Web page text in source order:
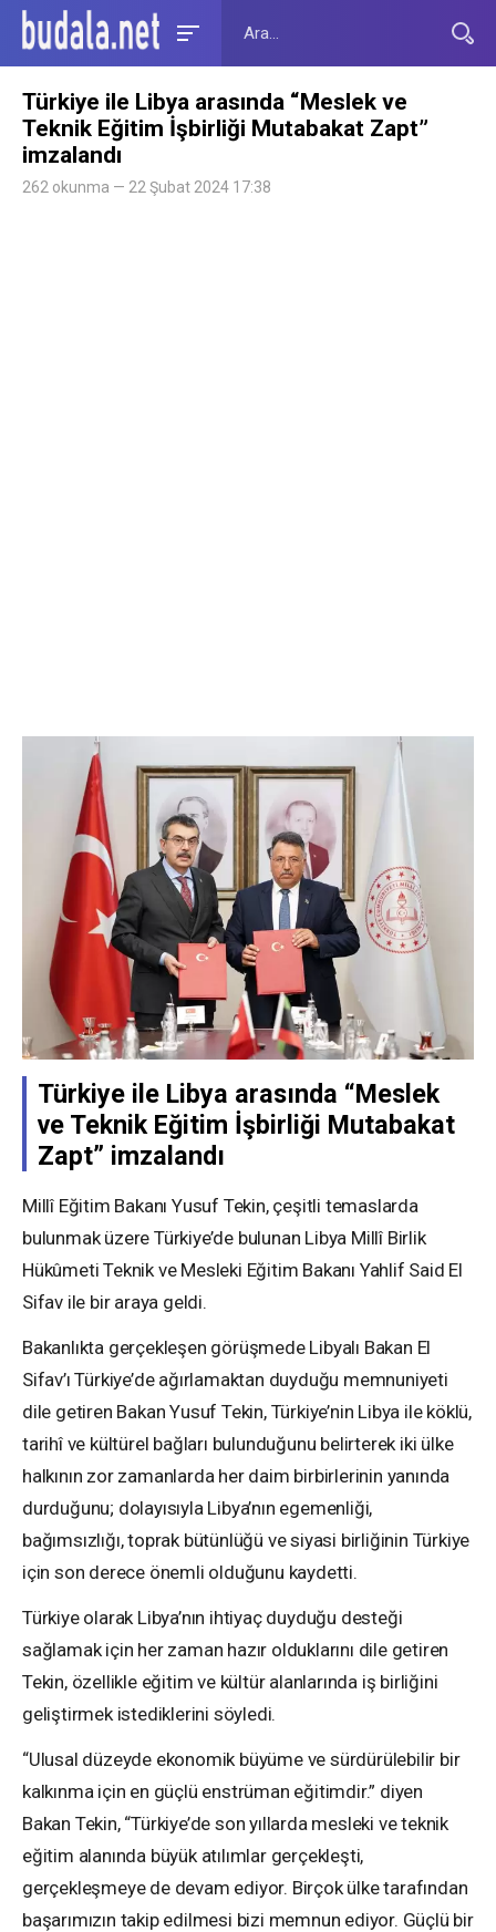
Türkiye ile Libya arasında “Meslek ve
Teknik Eğitim İşbirliği Mutabakat Zapt”
imzalandı
262 okunma — 22 Şubat 2024 17:38
Türkiye ile Libya arasında “Meslek
ve Teknik Eğitim İşbirliği Mutabakat
Zapt” imzalandı
Millî Eğitim Bakanı Yusuf Tekin, çeşitli temaslarda
bulunmak üzere Türkiye’de bulunan Libya Millî Birlik
Hükûmeti Teknik ve Mesleki Eğitim Bakanı Yahlif Said El
Sifav ile bir araya geldi.
Bakanlıkta gerçekleşen görüşmede Libyalı Bakan El
Sifav’ı Türkiye’de ağırlamaktan duyduğu memnuniyeti
dile getiren Bakan Yusuf Tekin, Türkiye’nin Libya ile köklü,
tarihî ve kültürel bağları bulunduğunu belirterek iki ülke
halkının zor zamanlarda her daim birbirlerinin yanında
durduğunu; dolayısıyla Libya’nın egemenliği,
bağımsızlığı, toprak bütünlüğü ve siyasi birliğinin Türkiye
için son derece önemli olduğunu kaydetti.
Türkiye olarak Libya’nın ihtiyaç duyduğu desteği
sağlamak için her zaman hazır olduklarını dile getiren
Tekin, özellikle eğitim ve kültür alanlarında iş birliğini
geliştirmek istediklerini söyledi.
“Ulusal düzeyde ekonomik büyüme ve sürdürülebilir bir
kalkınma için en güçlü enstrüman eğitimdir.” diyen
Bakan Tekin, “Türkiye’de son yıllarda mesleki ve teknik
eğitim alanında büyük atılımlar gerçekleşti,
gerçekleşmeye de devam ediyor. Birçok ülke tarafından
başarımızın takip edilmesi bizi memnun ediyor. Güçlü bir